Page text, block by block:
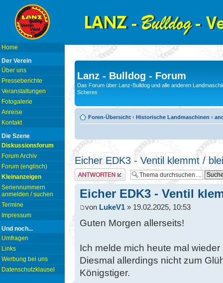
Home
Der Verein
Über uns
Presseberichte
Veranstaltungen
Fotogalerie
Anreise
Kontakt
Die Szene
Diskussionsforum
Forum Archiv
Forum (englisch)
Kleinanzeigen
Seriennummern
anmelden / suchen
Termine
Impressum
Und noch...
Umfragen
Links
Werbung bei uns
Datenschutzklausel
Lanz - Bulldog - Forum
Das Forum über Lanz-Bulldog und alle anderen
Scheres
Foren-Übersicht ‹ Historische Landmaschinen ‹
Eicher EDK3 - Ventil klemmt /
Antwort erstellen
Eicher EDK3 - Ventil
von LukeV1 » 19.02.2025, 10:53
Guten Morgen allerseits!
Ich melde mich heute mal
Diesmal allerdings nicht zum
Königstiger.